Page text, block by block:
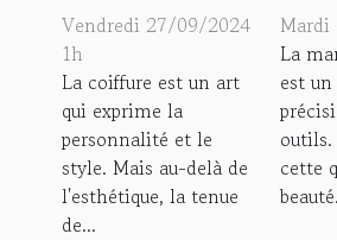
vert et de mauve
renforcent la
tenue des
coiffures
Vendredi 27/09/2024
1h
La coiffure est un art
qui exprime la
personnalité et le
style. Mais au-delà de
l'esthétique, la tenue
de...
UV/
La
est
cette